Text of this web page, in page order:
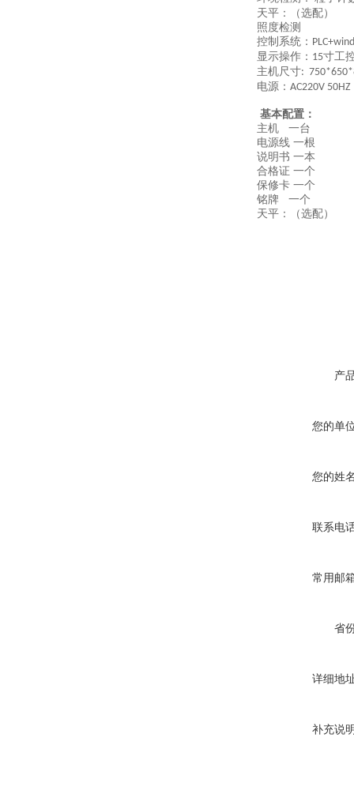
天平：（选配）
照度检测
控制系统：
显示操作： 15寸工
主机尺寸:
电源： AC220V 50HZ
基本配置：
主机 一台
电源线 一根
说明书 一本
合格证 一个
保修卡 一个
铭牌 一个
天平：（选配）
产
您的单
您的姓
联系电
常用邮
省
详细地
补充说